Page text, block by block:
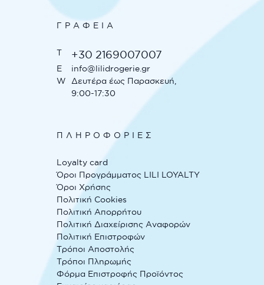
ΓΡΑΦΕΊΑ
T +30 2169007007
E
info@lilidrogerie.gr
W
Δευτέρα έως Παρασκευή,
9:00-17:30
ΠΛΗΡΟΦΟΡΙΕΣ
Loyalty card
Όροι Προγράμματος LILI LOYALTY
Όροι Χρήσης
Πολιτική Cookies
Πολιτική Απορρήτου
Πολιτική Διαχείρισης Αναφορών
Πολιτική Επιστροφών
Τρόποι Αποστολής
Τρόποι Πληρωμής
Φόρμα Επιστροφής Προϊόντος